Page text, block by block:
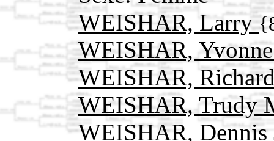
WEISHAR, Larry
WEISHAR,
WEISHAR,
WEISHAR, Trudy
WEISHAR,